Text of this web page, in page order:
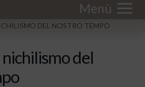
Menù
DEL NOSTRO TEMPO
del